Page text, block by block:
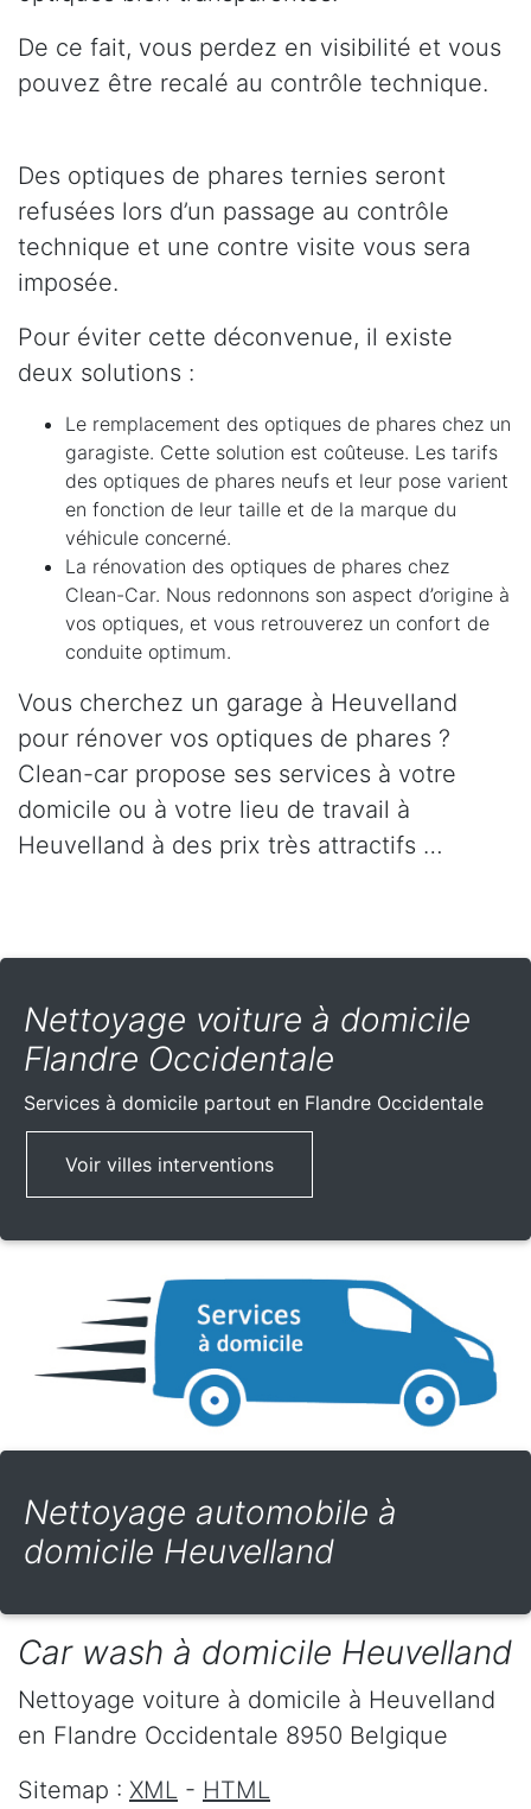
De ce fait, vous perdez en visibilité et vous
pouvez être recalé au contrôle technique.
Des optiques de phares ternies seront
refusées lors d’un passage au contrôle
technique et une contre visite vous sera
imposée.
Pour éviter cette déconvenue, il existe
deux solutions :
Le remplacement des optiques de phares chez un
garagiste. Cette solution est coûteuse. Les tarifs
des optiques de phares neufs et leur pose varient
en fonction de leur taille et de la marque du
véhicule concerné.
La rénovation des optiques de phares chez
Clean-Car. Nous redonnons son aspect d’origine à
vos optiques, et vous retrouverez un confort de
conduite optimum.
Vous cherchez un garage à Heuvelland
pour rénover vos optiques de phares ?
Clean-car propose ses services à votre
domicile ou à votre lieu de travail à
Heuvelland à des prix très attractifs …
Nettoyage voiture à domicile
Flandre Occidentale
Services à domicile partout en Flandre Occidentale
Voir villes interventions
Nettoyage automobile à
domicile Heuvelland
Car wash à domicile Heuvelland
Nettoyage voiture à domicile à Heuvelland
en Flandre Occidentale 8950 Belgique
Sitemap : XML - HTML